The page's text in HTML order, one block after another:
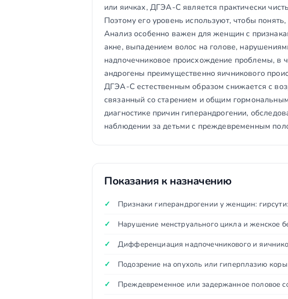
или яичках, ДГЭА-С является практически
Поэтому его уровень используют, чтобы
Анализ особенно важен для женщин с
акне, выпадением волос на голове,
надпочечниковое происхождение проблемы, в
андрогены преимущественно яичникового
ДГЭА-С естественным образом снижается с
связанный со старением и общим
диагностике причин гиперандрогении,
наблюдении за детьми с преждевременным
Показания к назначению
Признаки гиперандрогении у женщин:
Нарушение менструального цикла и женское
Дифференциация надпочечникового и
Подозрение на опухоль или гиперплазию
Преждевременное или задержанное половое